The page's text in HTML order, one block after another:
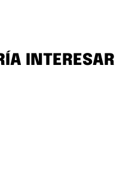
INTERESAR